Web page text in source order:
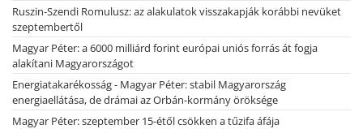
Ruszin-Szendi Romulusz: az alakulatok visszakapják korábbi nevüket
szeptembertől
Magyar Péter: a 6000 milliárd forint európai uniós forrás át fogja
alakítani Magyarországot
Energiatakarékosság - Magyar Péter: stabil Magyarország
energiaellátása, de drámai az Orbán-kormány öröksége
Magyar Péter: szeptember 15-étől csökken a tűzifa áfája